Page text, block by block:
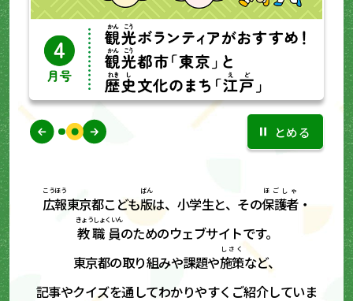
とめる
広報
こうほう
東京都こども版
ばん
は、小学生と、その保護者
ほごしゃ
・
教職員
きょうしょくいん
のためのウェブサイトです。
東京都の取り組みや課題や施策
しさく
など、
記事やクイズを通してわかりやすくご紹介していま